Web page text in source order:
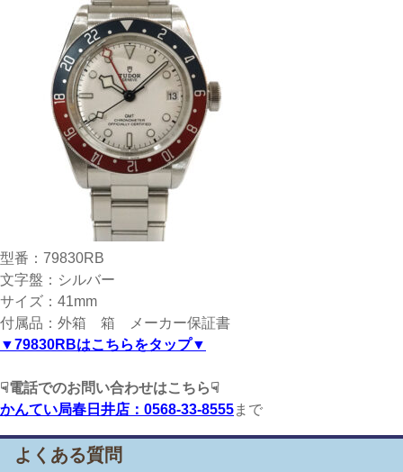
型番：79830RB
文字盤：シルバー
サイズ：41mm
付属品：外箱 箱 メーカー保証書
▼79830RBはこちらをタップ▼
☟電話でのお問い合わせはこちら☟
かんてい局春日井店：0568-33-8555まで
よくある質問